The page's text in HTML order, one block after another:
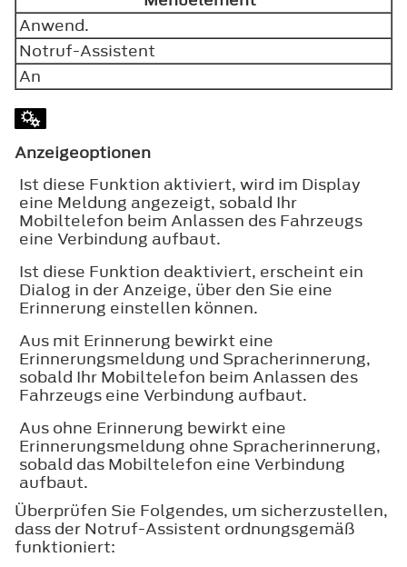
Anwend.
Notruf-Assistent
An
Anzeigeoptionen
Ist diese Funktion aktiviert, wird im Display
eine Meldung angezeigt, sobald Ihr
Mobiltelefon beim Anlassen des Fahrzeugs
eine Verbindung aufbaut.
Ist diese Funktion deaktiviert, erscheint ein
Dialog in der Anzeige, über den Sie eine
Erinnerung einstellen können.
Aus mit Erinnerung bewirkt eine
Erinnerungsmeldung und Spracherinnerung,
sobald Ihr Mobiltelefon beim Anlassen des
Fahrzeugs eine Verbindung aufbaut.
Aus ohne Erinnerung bewirkt eine
Erinnerungsmeldung ohne Spracherinnerung,
sobald das Mobiltelefon eine Verbindung
aufbaut.
Überprüfen Sie Folgendes, um sicherzustellen,
dass der Notruf-Assistent ordnungsgemäß
funktioniert: